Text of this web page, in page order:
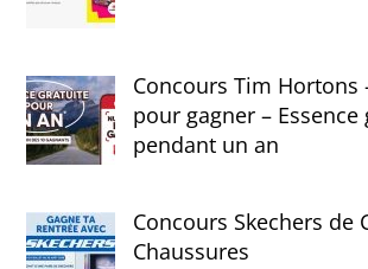
Concours Tim Hortons
pour gagner –
pendant un an
Concours Skechers de
Chaussures